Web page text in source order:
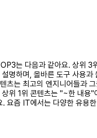
는 다음과 같아요. 상위
명하며, 올바른 도구 사용
는 최고의 엔지니어들과
위 1위 콘텐츠는 "~한 내
요즘 IT에서는 다양한 유